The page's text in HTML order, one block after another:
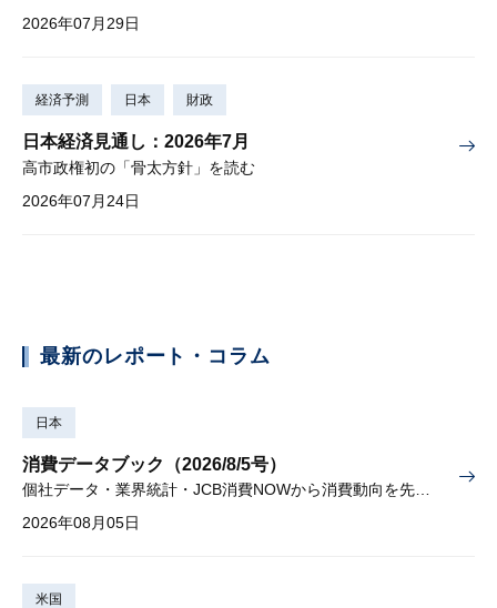
2026年07月29日
経済予測 日本 財政
日本経済見通し：2026年7月
高市政権初の「骨太方針」を読む
2026年07月24日
最新のレポート・コラム
日本
消費データブック（2026/8/5号）
個社データ・業界統計・JCB消費NOWから消費動向を先取り
2026年08月05日
米国